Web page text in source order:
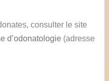
consulter le site
d’odonatologie (adresse